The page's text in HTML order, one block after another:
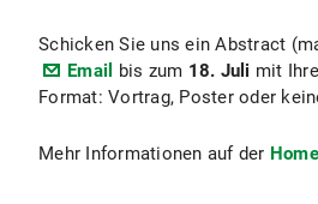
Schicken Sie uns ein Abstract
Email
bis zum 18. Juli mit
Format: Vortrag, Poster oder
Mehr Informationen auf der